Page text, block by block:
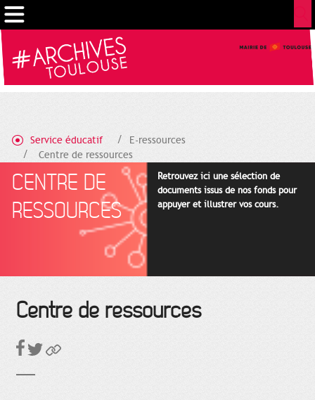
Service éducatif
E-ressources
Centre de ressources
CENTRE DE
RESSOURCES
Retrouvez ici une sélection de
documents issus de nos fonds pour
appuyer et illustrer vos cours.
Centre de ressources
Cookies management panel